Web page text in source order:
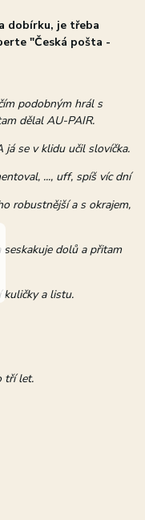
dobírku, je třeba
"Česká pošta -
podobným hrál s
dělal AU-PAIR.
já se v klidu učil slovíčka.
..., uff, spíš víc dní
robustnější a s okrajem,
dolů a přitam
a listu.
tří let.